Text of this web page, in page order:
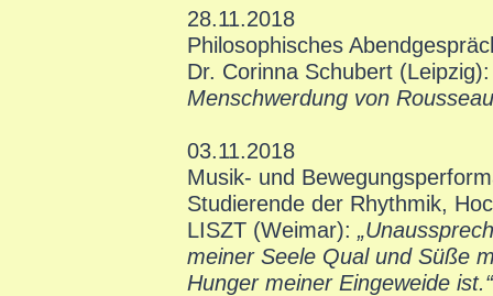
28.11.2018
Philosophisches
Dr. Corinna Schubert
Menschwerdung von
03.11.2018
Musik- und
Studierende der Rhythmik,
LISZT (Weimar):
meiner Seele Qual und Süße
Hunger meiner Eingeweide ist.“